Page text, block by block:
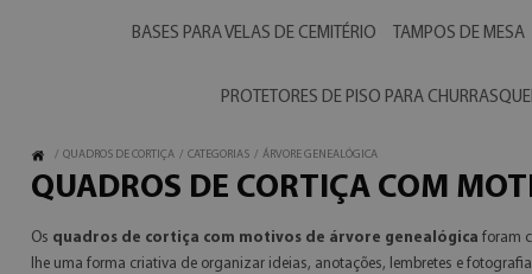
BASES PARA VELAS DE CEMITÉRIO TAMPOS DE MESA
PROTETORES DE PISO PARA
/ QUADROS DE CORTIÇA / CATEGORIAS / ÁRVORE GENEALÓGICA
QUADROS DE CORTIÇA COM
Os quadros de cortiça com motivos de árvore genealógica foram
lhe uma forma criativa de organizar ideias, anotações, lembretes e